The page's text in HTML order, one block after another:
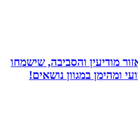
והסביבה, שישמחו
במגוון נושאים!